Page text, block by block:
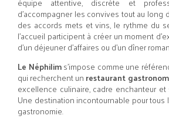
d’accompagner les convives tout au long
des accords mets et vins, le rythme du
l’accueil participent à créer un moment
d’un déjeuner d’affaires ou d’un dîner
Le Néphilims’impose comme une
qui recherchent un restaurant
excellence culinaire, cadre enchanteur
Une destination incontournable pour tous
gastronomie.